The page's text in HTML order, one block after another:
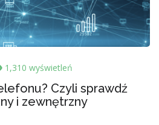
1,310 wyświetleń
Czyli sprawdź
i zewnętrzny